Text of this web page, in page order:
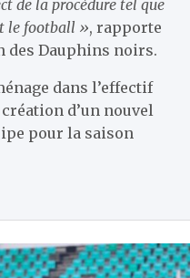
de la procédure tel que
le football », rapporte
des Dauphins noirs.
dans l’effectif
d’un nouvel
pour la saison